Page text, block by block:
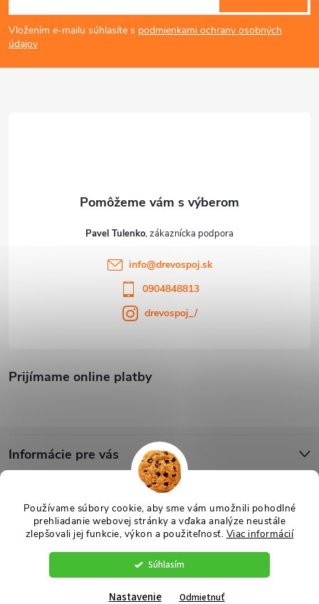
Používame súbory cookie, aby sme vám umožnili pohodlné
prehliadanie webovej stránky a vďaka analýze neustále
zlepšovali jej funkcie, výkon a použiteľnosť. Viac informácií
Súhlasím
Nastavenie Odmietnuť
i
s
u
á
p
Vložením e-mailu súhlasíte s podmienkami ochrany osobných
údajov
Prijímame online platby
Pavel Tulenko
info@drevospoj.sk
0904848813
drevospoj_/
Informácie pre vás
cookies